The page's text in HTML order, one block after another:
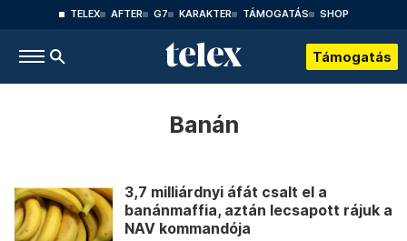
TELEX AFTER G7 KARAKTER TÁMOGATÁS SHOP
Támogatás
Banán
3,7 milliárdnyi áfát csalt el a
banánmaffia, aztán lecsapott rájuk a
NAV kommandója